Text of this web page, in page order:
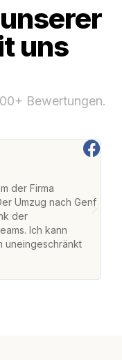
uns
Bewertungen.
der Firma
Umzug nach Genf
der
Ich kann
uneingeschränkt